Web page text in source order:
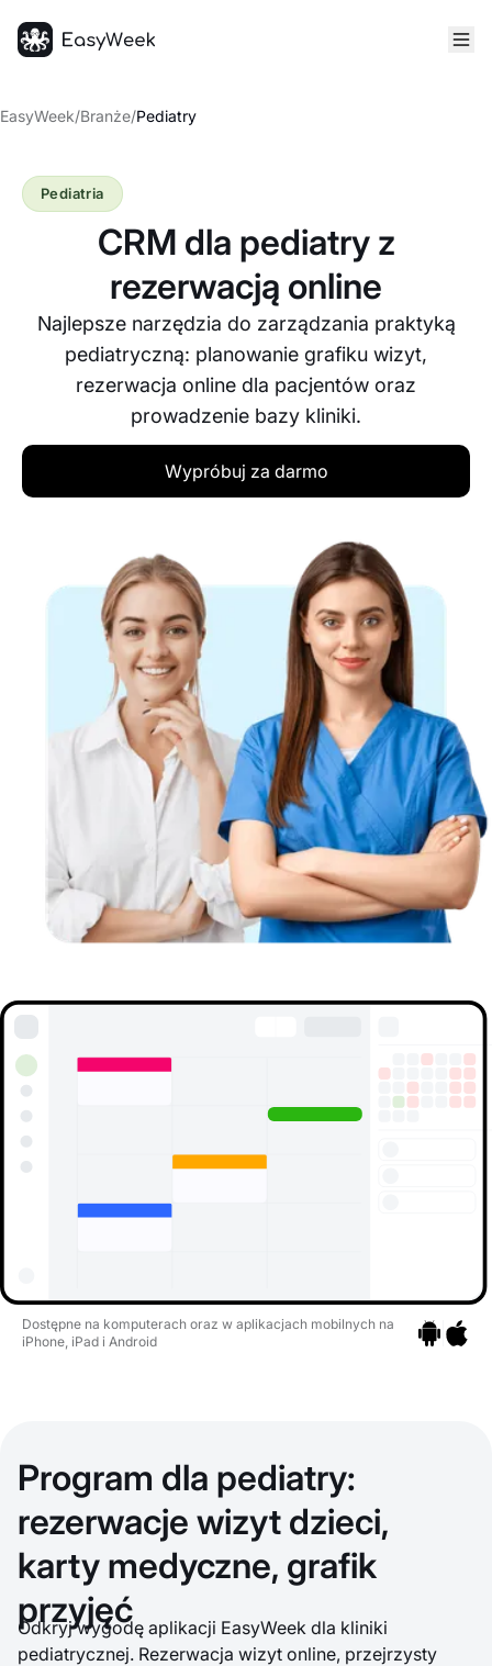
EasyWeek/Branże/Pediatry
CRM dla pediatry z
rezerwacją online
Najlepsze narzędzia do zarządzania praktyką
pediatryczną: planowanie grafiku wizyt,
rezerwacja online dla pacjentów oraz
prowadzenie bazy kliniki.
Pediatria
Wypróbuj za darmo
Dostępne na komputerach oraz w aplikacjach mobilnych na
iPhone, iPad i Android
Program dla pediatry:
rezerwacje wizyt dzieci,
karty medyczne, grafik
przyjęć
Odkryj wygodę aplikacji EasyWeek dla kliniki
pediatrycznej. Rezerwacja wizyt online, przejrzysty